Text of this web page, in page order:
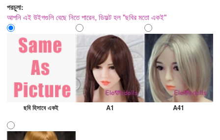
পরচুলা:
আপনি এই উইগগুলি বেছে নিতে পারেন, ডিফল্ট হল "ছবির মতো একই"
ছবি হিসাবে একই A1 A41